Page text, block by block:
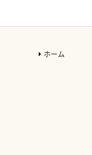
ホーム